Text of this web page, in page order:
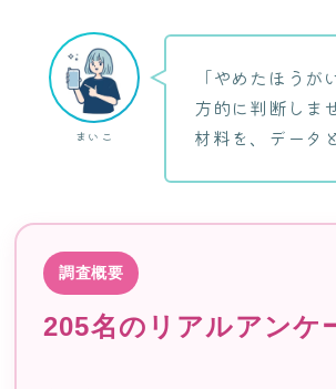
まいこ
「やめたほう
方的に判断しま
材料を、データ
調査概要
205名のリアルアンケ